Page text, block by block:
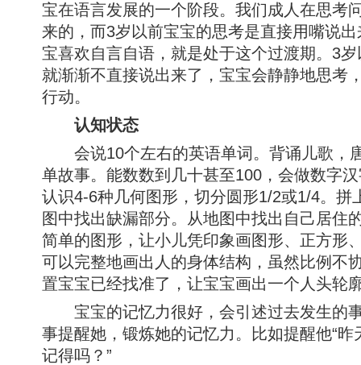
宝在语言发展的一个阶段。我们成人在思考
来的，而3岁以前宝宝的思考是直接用嘴说
宝喜欢自言自语，就是处于这个过渡期。3
就渐渐不直接说出来了，宝宝会静静地思考
行动。
认知状态
会说10个左右的英语单词。背诵儿歌，
单故事。能数数到几十甚至100，会做数字
认识4-6种几何图形，切分圆形1/2或1/4。拼
图中找出缺漏部分。从地图中找出自己居住
简单的图形，让小儿凭印象画图形、正方形
可以完整地画出人的身体结构，虽然比例不
置宝宝已经找准了，让宝宝画出一个人头轮
宝宝的记忆力很好，会引述过去发生的
事提醒她，锻炼她的记忆力。比如提醒他“
记得吗？”